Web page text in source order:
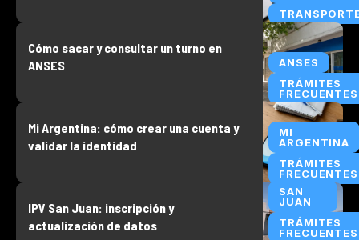
ANSES
TRÁMITES
FRECUENTES
Cómo sacar y consultar un turno en
ANSES
MI
ARGENTINA
TRÁMITES
FRECUENTES
Mi Argentina: cómo crear una cuenta y
validar la identidad
SAN
JUAN
TRÁMITES
FRECUENTES
IPV San Juan: inscripción y
actualización de datos